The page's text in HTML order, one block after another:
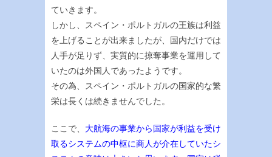
ていきます。
しかし、スペイン・ポルトガルの王族は利益
を上げることが出来ましたが、国内だけでは
人手が足りず、実質的に掠奪事業を運用して
いたのは外国人であったようです。
その為、スペイン・ポルトガルの国家的な繁
栄は長くは続きませんでした。
ここで、 大航海の事業から国家が利益を受け
取るシステムの中枢に商人が介在していたシ